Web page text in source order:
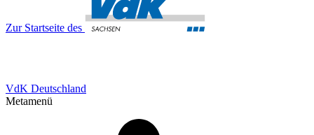
Zur Startseite des
VdK Deutschland
Metamenü